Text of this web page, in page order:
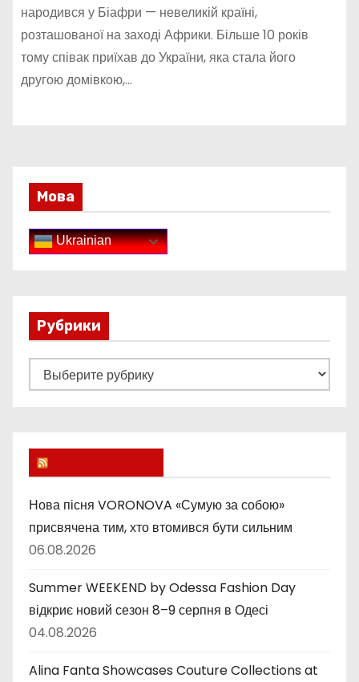
народився у Біафри — невеликій країні,
розташованої на заході Африки. Більше 10 років
тому співак приїхав до України, яка стала його
другою домівкою,…
Мова
Ukrainian
Рубрики
у
к
и
Нова пісня VORONOVA «Сумую за собою»
присвячена тим, хто втомився бути сильним
06.08.2026
Summer WEEKEND by Odessa Fashion Day
відкриє новий сезон 8–9 серпня в Одесі
04.08.2026
Alina Fanta Showcases Couture Collections at